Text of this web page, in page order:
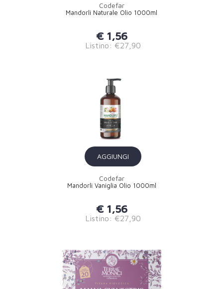
Codefar
Mandorli Naturale Olio 1000ml
€ 1,56
Listino: €27,90
AGGIUNGI
Codefar
Mandorli Vaniglia Olio 1000ml
€ 1,56
Listino: €27,90